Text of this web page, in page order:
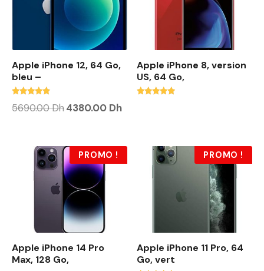
Apple iPhone 12, 64 Go,
bleu –
4.63
5690.00Dh L
x
i
n
i
i
a
l
a
i
t
4380.00 DhL
a
Apple iPhone 8, version
US, 64 Go,
PROMO !
Apple iPhone 14 Pro
Max, 128 Go,
PROMO !
Apple iPhone 11 Pro, 64
Go, vert